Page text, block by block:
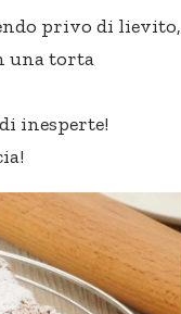
privo di lievito,
unatorta
inesperte!